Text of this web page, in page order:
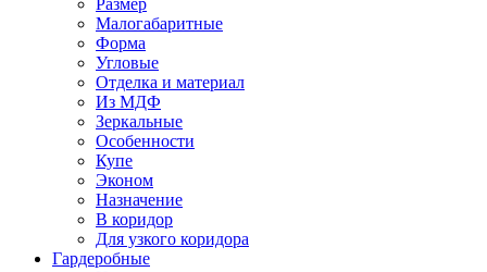
Размер
Малогабаритные
Форма
Угловые
Отделка и материал
Из МДФ
Зеркальные
Особенности
Купе
Эконом
Назначение
В коридор
Для узкого коридора
Гардеробные